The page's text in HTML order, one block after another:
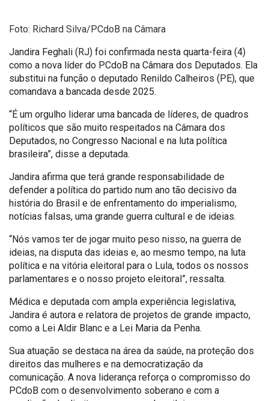
Foto: Richard Silva/PCdoB na Câmara
Jandira Feghali (RJ) foi confirmada nesta quarta-feira (4)
como a nova líder do PCdoB na Câmara dos Deputados. Ela
substitui na função o deputado Renildo Calheiros (PE), que
comandava a bancada desde 2025.
“É um orgulho liderar uma bancada de líderes, de quadros
políticos que são muito respeitados na Câmara dos
Deputados, no Congresso Nacional e na luta política
brasileira”, disse a deputada.
Jandira afirma que terá grande responsabilidade de
defender a política do partido num ano tão decisivo da
história do Brasil e de enfrentamento do imperialismo,
notícias falsas, uma grande guerra cultural e de ideias.
“Nós vamos ter de jogar muito peso nisso, na guerra de
ideias, na disputa das ideias e, ao mesmo tempo, na luta
política e na vitória eleitoral para o Lula, todos os nossos
parlamentares e o nosso projeto eleitoral”, ressalta.
Médica e deputada com ampla experiência legislativa,
Jandira é autora e relatora de projetos de grande impacto,
como a Lei Aldir Blanc e a Lei Maria da Penha.
Sua atuação se destaca na área da saúde, na proteção dos
direitos das mulheres e na democratização da
comunicação. A nova liderança reforça o compromisso do
PCdoB com o desenvolvimento soberano e com a